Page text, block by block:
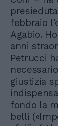
febbraio
Agabio.
anni
Petrucci
giustizia
fondo la
belli